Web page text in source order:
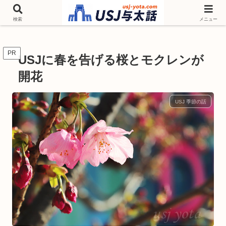
チケットやシーズンイベント ニンテンドーワールド アトラクションなどユニ
バを歩いて情報収集しています
PR USJに春を告げる桜とモクレンが
開花
USJ 季節の話
検索 メニュー